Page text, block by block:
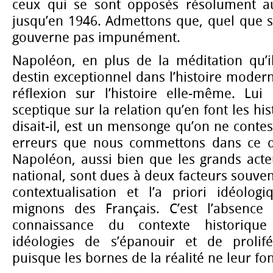
ceux qui se sont opposés résolument
jusqu’en 1946. Admettons que, quel que
gouverne pas impunément.
Napoléon, en plus de la méditation
destin exceptionnel dans l’histoire
réflexion sur l’histoire elle-même.
sceptique sur la relation qu’en font les
disait-il, est un mensonge qu’on ne
erreurs que nous commettons dans ce
Napoléon, aussi bien que les grands
national, sont dues à deux facteurs
contextualisation et l’a priori
mignons des Français. C’est
connaissance du contexte
idéologies de s’épanouir et de
puisque les bornes de la réalité ne leur